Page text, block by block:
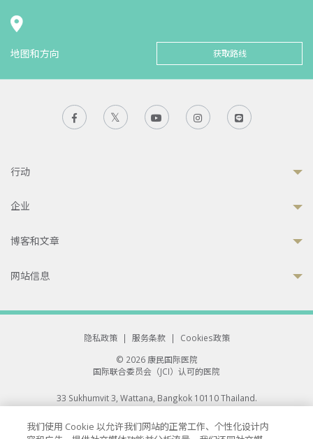
地图和方向 获取路线
行动
企业
博客和文章
网站信息
隐私政策 | 服务条款 |
Cookies政策
© 2026 康民国际医院
国际联合委员会（JCI）认可的医院
33 Sukhumvit 3, Wattana, Bangkok 10110 Thailand.
All rights reserved.
我们使用 Cookie 以允许我们网站的正常工作、个性化设计内